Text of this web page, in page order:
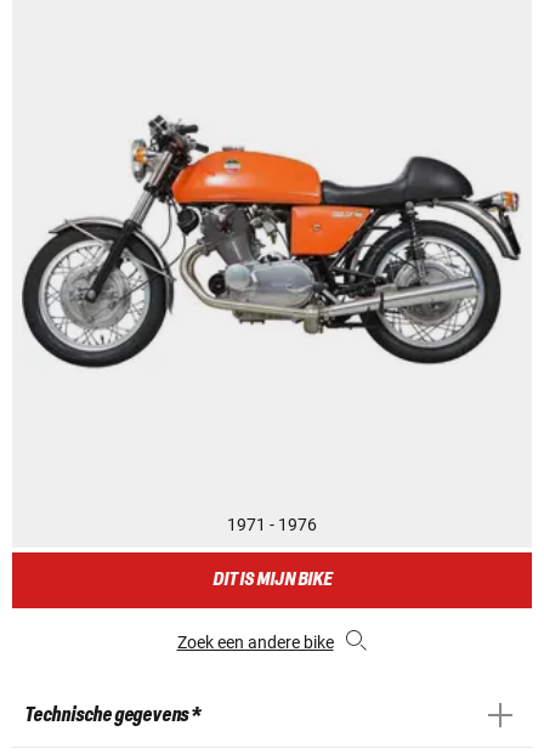
1971 - 1976
DIT IS MIJN BIKE
Zoek een andere bike
Technische gegevens *